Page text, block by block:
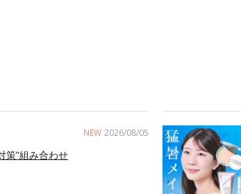
NEW 2026/08/05
策”組み合わせ